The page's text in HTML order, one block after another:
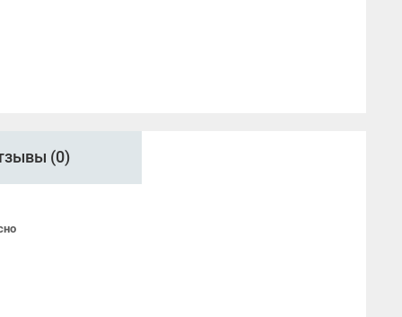
(0)